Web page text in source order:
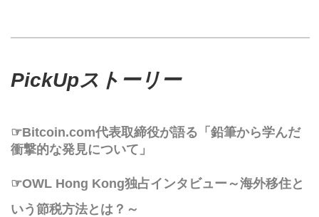
PickUpストーリー
☞Bitcoin.com代表取締役が語る「鉛筆から学んだ
衝撃的な発見について」
☞OWL Hong Kong独占インタビュー～海外移住と
いう節税方法とは？～